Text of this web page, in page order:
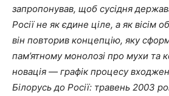
запропонував, щоб сусідня
Росії не як єдине ціле, а як вісім
він повторив концепцію, яку
пам’ятному монолозі про мухи та
новація — графік процесу
Білорусь до Росії: травень 2003